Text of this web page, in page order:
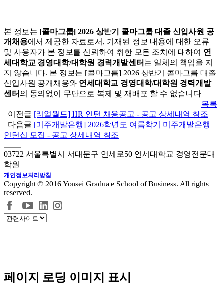
본 정보는 [콜마그룹] 2026 상반기 콜마그룹 대졸 신입사원 공
개채용에서 제공한 자료로서, 기재된 정보 내용에 대한 오류
및 사용자가 본 정보를 신뢰하여 취한 모든 조치에 대하여 연
세대학교 경영대학/대학원 경력개발센터 는 일체의 책임을 지
지 않습니다. 본 정보는 [콜마그룹] 2026 상반기 콜마그룹 대졸
신입사원 공개채용와 연세대학교 경영대학/대학원 경력개발
센터 의 동의없이 무단으로 복제 및 재배포 할 수 없습니다
목록
이전글 [리얼월드] HR 인턴 채용공고 - 공고 상세내역 참조
다음글 [미주개발은행] 2026학년도 여름학기 미주개발은행
인턴십 모집 - 공고 상세내역 참조
03722 서울특별시 서대문구 연세로50 연세대학교 경영전문대
학원
개인정보처리방침
Copyright © 2016 Yonsei Graduate School of Business. All rights
reserved.
페이지 로딩 이미지 표시